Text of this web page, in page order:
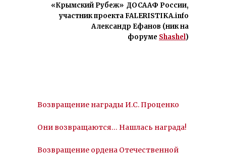
«Крымский Рубеж» ДОСААФ России,
участник проекта FALERISTIKA.info
Александр Ефанов (ник на
форуме Shashel)
Возвращение награды И.С. Проценко
Они возвращаются… Нашлась награда!
Возвращение ордена Отечественной